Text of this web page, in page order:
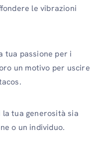
le vibrazioni
tua passione per i
un motivo per uscire
la tua generosità sia
o un individuo.